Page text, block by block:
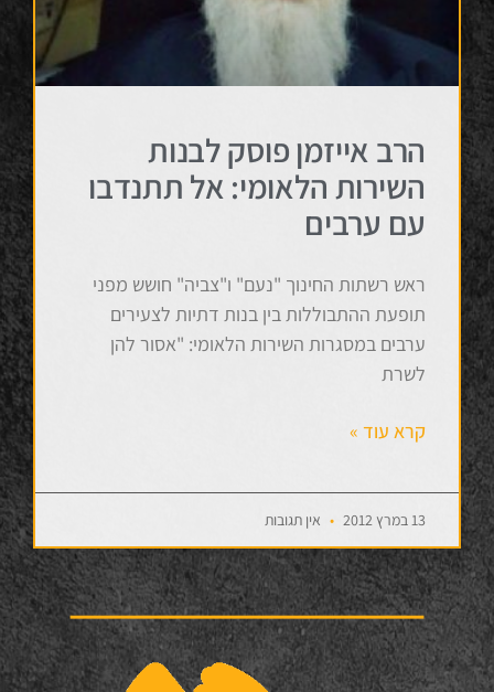
הרב אייזמן פוסק לבנות
השירות הלאומי: אל תתנדבו
עם ערבים
ראש רשתות החינוך "נעם" ו"צביה" חושש מפני
תופעת ההתבוללות בין בנות דתיות לצעירים
ערבים במסגרות השירות הלאומי: "אסור להן
לשרת
קרא עוד »
13 במרץ 2012 אין תגובות